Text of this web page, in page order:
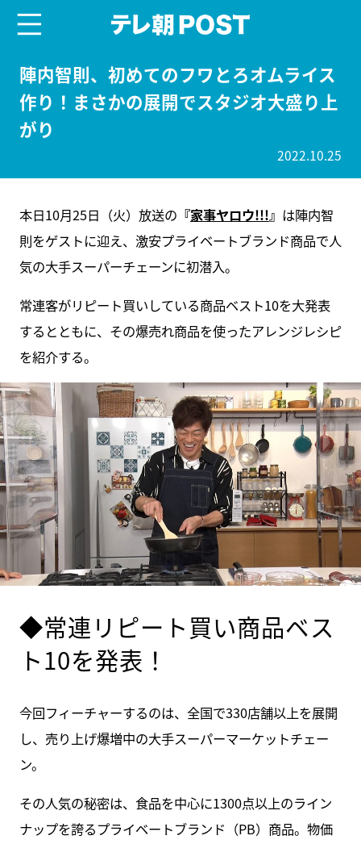
陣内智則、初めてのフワとろオムライス
作り！まさかの展開でスタジオ大盛り上
がり
2022.10.25
本日10月25日（火）放送の 『家事ヤロウ!!!』 は陣内智
則をゲストに迎え、激安プライベートブランド商品で人
気の大手スーパーチェーンに初潜入。
常連客がリピート買いしている商品ベスト10を大発表
するとともに、その爆売れ商品を使ったアレンジレシピ
を紹介する。
◆常連リピート買い商品ベス
ト10を発表！
今回フィーチャーするのは、全国で330店舗以上を展開
し、売り上げ爆増中の大手スーパーマーケットチェー
ン。
その人気の秘密は、食品を中心に1300点以上のライン
ナップを誇るプライベートブランド（PB）商品。物価